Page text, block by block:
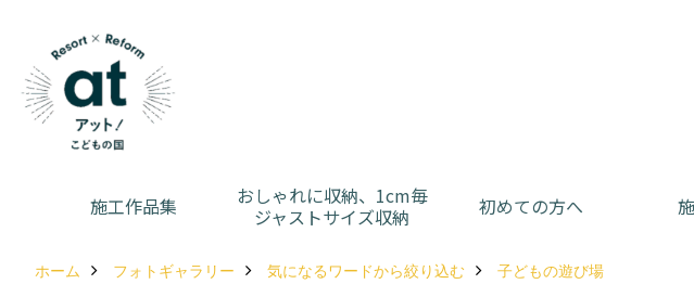
施工作品集
おしゃれに収納、1cm毎
ジャストサイズ収納
初めての方へ
ホーム フォトギャラリー 気になるワードから絞り込む 子どもの遊び場